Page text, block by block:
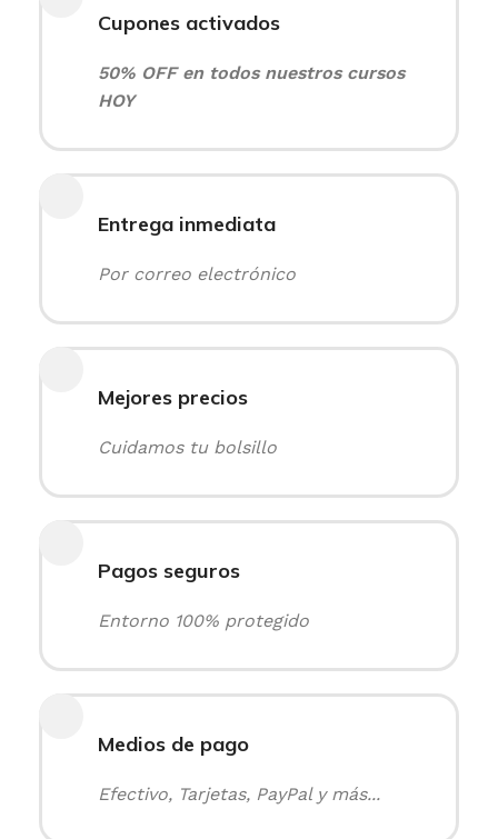
Cupones activados
50% OFF en todos nuestros cursos
HOY
Entrega inmediata
Por correo electrónico
Mejores precios
Cuidamos tu bolsillo
Pagos seguros
Entorno 100% protegido
Medios de pago
Efectivo, Tarjetas, PayPal y más...